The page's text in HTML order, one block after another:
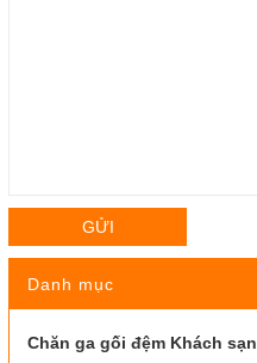
GỬI
Danh mục
Chăn ga gối đệm Khách sạn